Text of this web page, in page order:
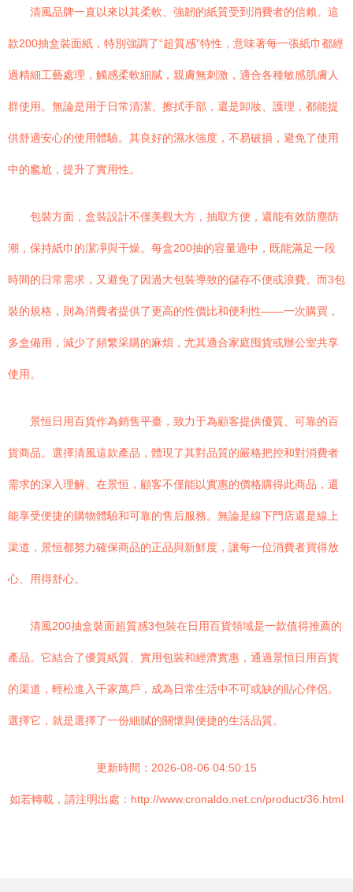
清風品牌一直以來以其柔軟、強韌的紙質受到消費者的信賴。這
款200抽盒裝面紙，特別強調了“超質感”特性，意味著每一張紙巾都經
過精細工藝處理，觸感柔軟細膩，親膚無刺激，適合各種敏感肌膚人
群使用。無論是用于日常清潔、擦拭手部，還是卸妝、護理，都能提
供舒適安心的使用體驗。其良好的濕水強度，不易破損，避免了使用
中的尷尬，提升了實用性。
包裝方面，盒裝設計不僅美觀大方，抽取方便，還能有效防塵防
潮，保持紙巾的潔凈與干燥。每盒200抽的容量適中，既能滿足一段
時間的日常需求，又避免了因過大包裝導致的儲存不便或浪費。而3包
裝的規格，則為消費者提供了更高的性價比和便利性——一次購買，
多盒備用，減少了頻繁采購的麻煩，尤其適合家庭囤貨或辦公室共享
使用。
景恒日用百貨作為銷售平臺，致力于為顧客提供優質、可靠的百
貨商品。選擇清風這款產品，體現了其對品質的嚴格把控和對消費者
需求的深入理解。在景恒，顧客不僅能以實惠的價格購得此商品，還
能享受便捷的購物體驗和可靠的售后服務。無論是線下門店還是線上
渠道，景恒都努力確保商品的正品與新鮮度，讓每一位消費者買得放
心、用得舒心。
清風200抽盒裝面超質感3包裝在日用百貨領域是一款值得推薦的
產品。它結合了優質紙質、實用包裝和經濟實惠，通過景恒日用百貨
的渠道，輕松進入千家萬戶，成為日常生活中不可或缺的貼心伴侶。
選擇它，就是選擇了一份細膩的關懷與便捷的生活品質。
更新時間：2026-08-06 04:50:15
如若轉載，請注明出處：http://www.cronaldo.net.cn/product/36.html